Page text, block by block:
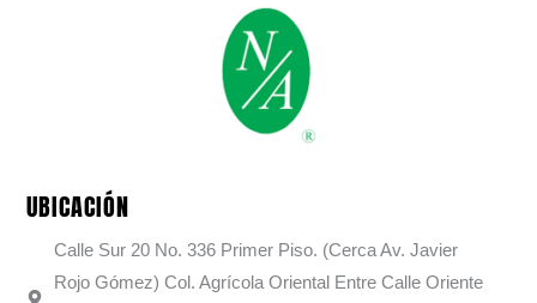
UBICACIÓN
Calle Sur 20 No. 336 Primer Piso. (Cerca Av. Javier
Rojo Gómez) Col. Agrícola Oriental Entre Calle Oriente